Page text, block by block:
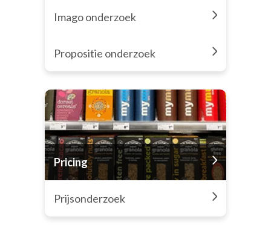
Imago onderzoek
Propositie onderzoek
Pricing
Prijsonderzoek